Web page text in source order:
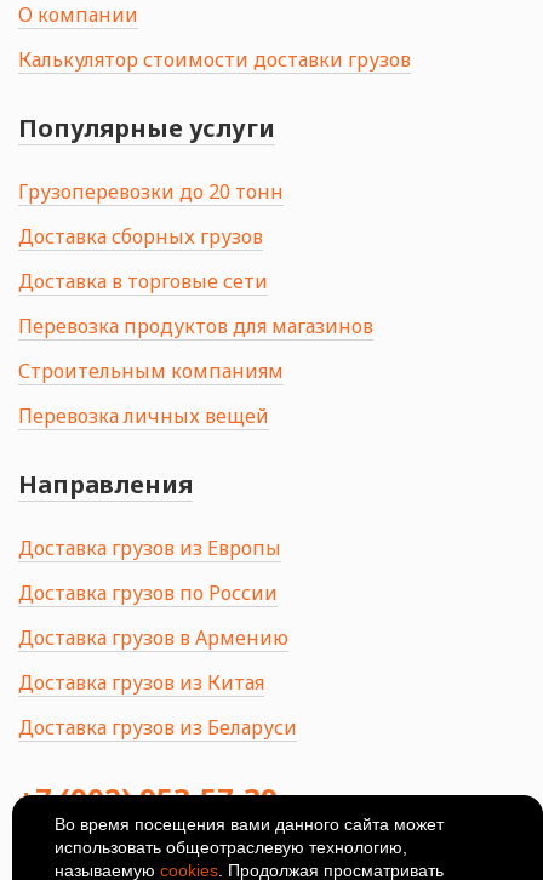
О компании
Калькулятор стоимости доставки грузов
Популярные услуги
Грузоперевозки до 20 тонн
Доставка сборных грузов
Доставка в торговые сети
Перевозка продуктов для магазинов
Строительным компаниям
Перевозка личных вещей
Направления
Доставка грузов из Европы
Доставка грузов по России
Доставка грузов в Армению
Доставка грузов из Китая
Доставка грузов из Беларуси
+7 (902) 953-57-39
414024, Россия, Астрахань, ул.
Ширяева, 8Б
Во время посещения вами данного сайта может
использовать общеотраслевую технологию,
называемую cookies . Продолжая просматривать